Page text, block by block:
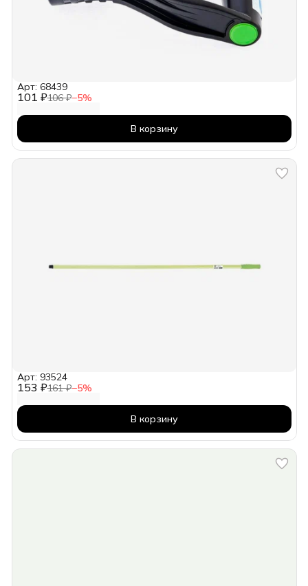
101 ₽106 ₽−5%
Арт: 68439
В корзину
153 ₽161 ₽−5%
Арт: 93524
В корзину